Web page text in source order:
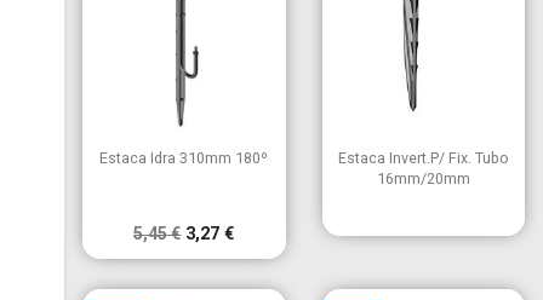
Vista rápida
Estaca Idra 310mm 180º
5,45 € 3,27 €
Vista rápida
Estaca Invert.P/ Fix. Tubo
16mm/20mm